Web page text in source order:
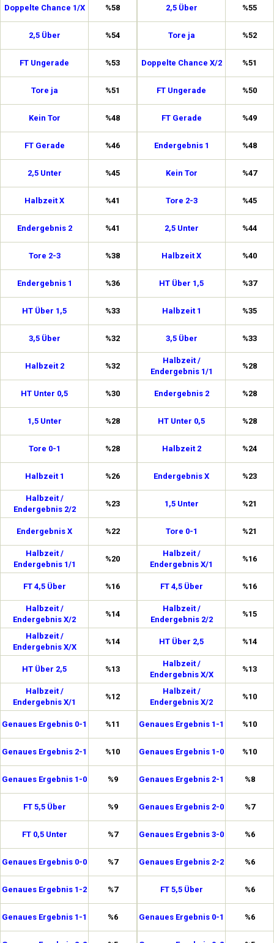
Doppelte Chance 1/X %58
2,5 Über %54
FT Ungerade %53
Tore ja %51
Kein Tor %48
FT Gerade %46
2,5 Unter %45
Halbzeit X %41
Endergebnis 2 %41
Tore 2-3 %38
Endergebnis 1 %36
HT Über 1,5 %33
3,5 Über %32
Halbzeit 2 %32
HT Unter 0,5 %30
1,5 Unter %28
Tore 0-1 %28
Halbzeit 1 %26
Halbzeit /
Endergebnis 2/2
%23
Endergebnis X %22
Halbzeit /
Endergebnis 1/1
%20
FT 4,5 Über %16
Halbzeit /
Endergebnis X/2
%14
Halbzeit /
Endergebnis X/X
%14
HT Über 2,5 %13
Halbzeit /
Endergebnis X/1
%12
Genaues Ergebnis 0-1 %11
Genaues Ergebnis 2-1 %10
Genaues Ergebnis 1-0 %9
FT 5,5 Über %9
FT 0,5 Unter %7
Genaues Ergebnis 0-0 %7
Genaues Ergebnis 1-2 %7
Genaues Ergebnis 1-1 %6
2,5 Über %55
Tore ja %52
Doppelte Chance X/2 %51
FT Ungerade %50
FT Gerade %49
Endergebnis 1 %48
Kein Tor %47
Tore 2-3 %45
2,5 Unter %44
Halbzeit X %40
HT Über 1,5 %37
Halbzeit 1 %35
3,5 Über %33
Halbzeit /
Endergebnis 1/1
%28
Endergebnis 2 %28
HT Unter 0,5 %28
Halbzeit 2 %24
Endergebnis X %23
1,5 Unter %21
Tore 0-1 %21
Halbzeit /
Endergebnis X/1
%16
FT 4,5 Über %16
Halbzeit /
Endergebnis 2/2
%15
HT Über 2,5 %14
Halbzeit /
Endergebnis X/X
%13
Halbzeit /
Endergebnis X/2
%10
Genaues Ergebnis 1-1 %10
Genaues Ergebnis 1-0 %10
Genaues Ergebnis 2-1 %8
Genaues Ergebnis 2-0 %7
Genaues Ergebnis 3-0 %6
Genaues Ergebnis 2-2 %6
FT 5,5 Über %6
Genaues Ergebnis 0-1 %6